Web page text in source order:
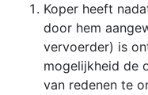
Koper heeft
door hem
vervoerder) is
mogelijkheid de
van redenen te